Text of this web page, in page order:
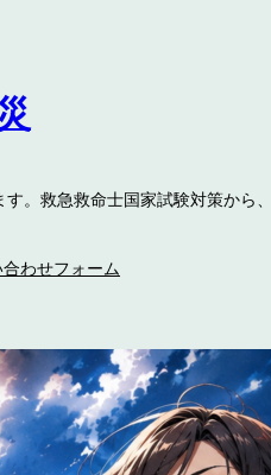
。救急救命士国家試験対策か
わせフォーム